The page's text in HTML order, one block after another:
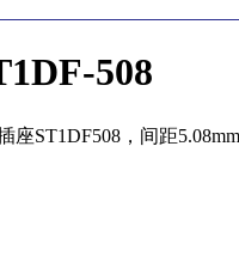
508
ST1DF508，间距